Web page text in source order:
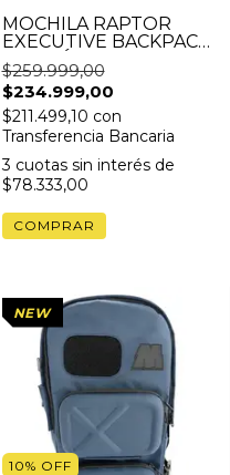
MOCHILA RAPTOR
EXECUTIVE BACKPACK
BORDÓ + GRIPS DE
SILICONA Y CANDADO
GRATIS
$259.999,00
$234.999,00
$211.499,10 con
Transferencia Bancaria
3 cuotas sin interés de
$78.333,00
10% OFF
NEW